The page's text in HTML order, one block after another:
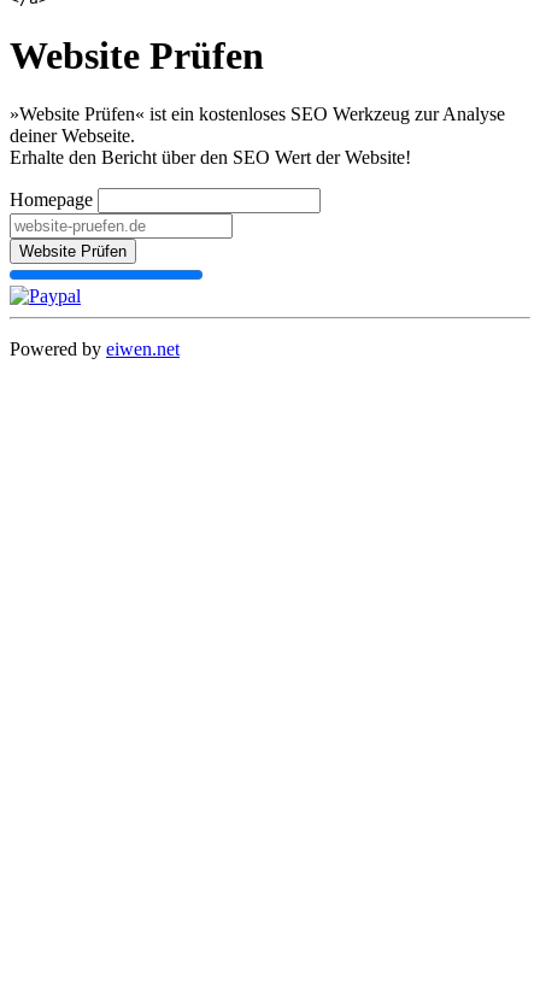
Website Prüfen
»Website Prüfen« ist ein kostenloses SEO Werkzeug zur Analyse
deiner Webseite.
Erhalte den Bericht über den SEO Wert der Website!
Homepage
Website Prüfen
Powered by eiwen.net